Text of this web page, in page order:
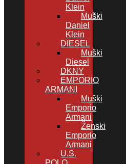
Klein
Muški
Daniel
Klein
DIESEL
Muški
Diesel
DKNY
EMPORIO
ARMANI
Muški
Emporio
Armani
Ženski
Emporio
Armani
U.S.